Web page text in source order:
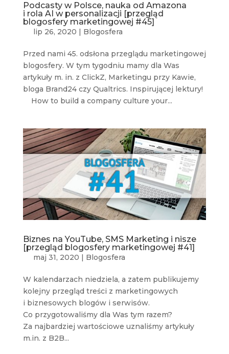
Podcasty w Polsce, nauka od Amazona
i rola AI w personalizacji [przegląd
blogosfery marketingowej #45]
lip 26, 2020 | Blogosfera
Przed nami 45. odsłona przeglądu marketingowej
blogosfery. W tym tygodniu mamy dla Was
artykuły m. in. z ClickZ, Marketingu przy Kawie,
bloga Brand24 czy Qualtrics. Inspirującej lektury!
How to build a company culture your...
Biznes na YouTube, SMS Marketing i nisze
[przegląd blogosfery marketingowej #41]
maj 31, 2020 | Blogosfera
W kalendarzach niedziela, a zatem publikujemy
kolejny przegląd treści z marketingowych
i biznesowych blogów i serwisów.
Co przygotowaliśmy dla Was tym razem?
Za najbardziej wartościowe uznaliśmy artykuły
m.in. z B2B...